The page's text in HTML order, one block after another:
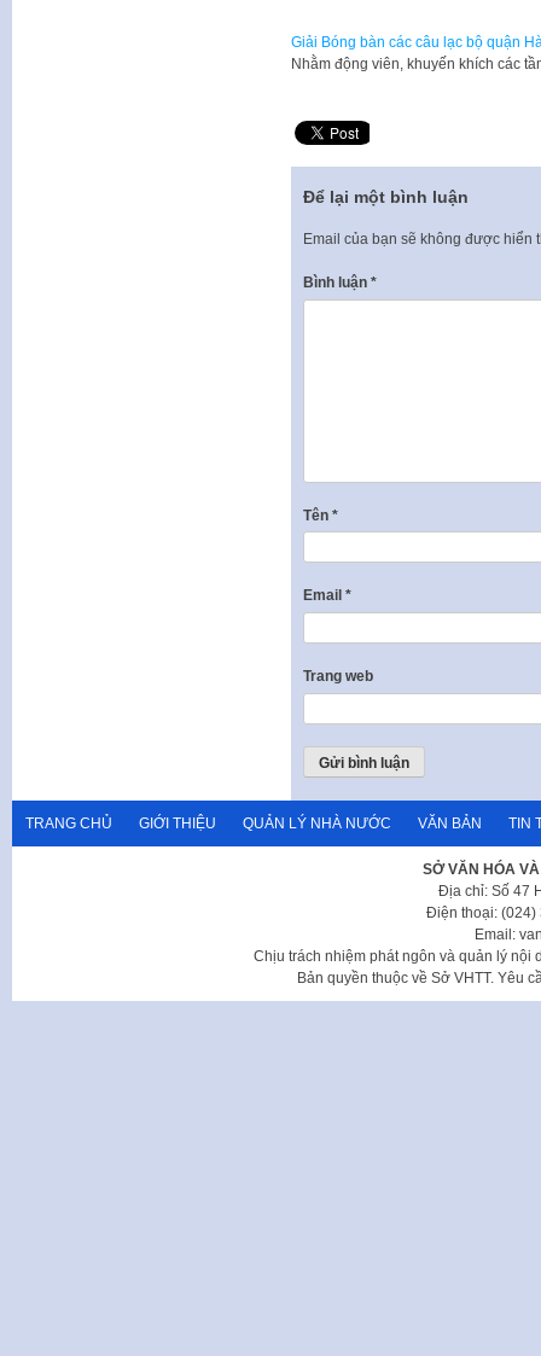
Giải Bóng bàn các câu lạc bộ quận
Nhằm động viên, khuyến khích các
Để lại một bình luận
Email của bạn sẽ không được hiển
Bình luận *
Tên *
Email *
Trang web
TRANG CHỦ GIỚI THIỆU QUẢN LÝ NHÀ NƯỚC VĂN BẢN TIN
SỞ VĂN HÓA
Địa chỉ: Số 47
Điện thoại: (024)
Email:
Chịu trách nhiệm phát ngôn và quản lý nội
Bản quyền thuộc về Sở VHTT. Yêu